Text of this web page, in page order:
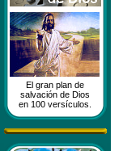
El gran plan de
salvación de Dios
en 100 versículos.